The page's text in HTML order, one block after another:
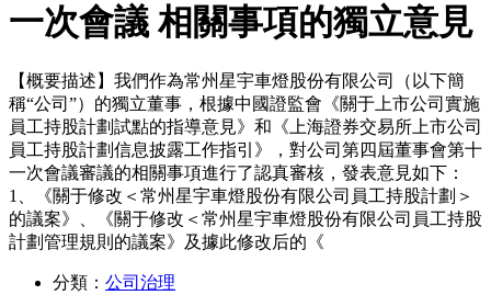
一次會議 相關事項的獨立意見
【概要描述】 我們作為常州星宇車燈股份有限公司（以下簡
稱“公司”）的獨立董事，根據中國證監會《關于上市公司實施
員工持股計劃試點的指導意見》和《上海證券交易所上市公司
員工持股計劃信息披露工作指引》，對公司第四屆董事會第十
一次會議審議的相關事項進行了認真審核，發表意見如下：
1、《關于修改＜常州星宇車燈股份有限公司員工持股計劃＞
的議案》、《關于修改＜常州星宇車燈股份有限公司員工持股
計劃管理規則的議案》及據此修改后的《
分類： 公司治理